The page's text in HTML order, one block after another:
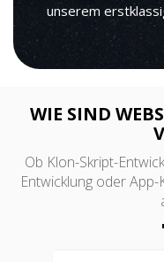
unserem
WIE SIND
Ob Klon-Skript-
Entwicklung oder